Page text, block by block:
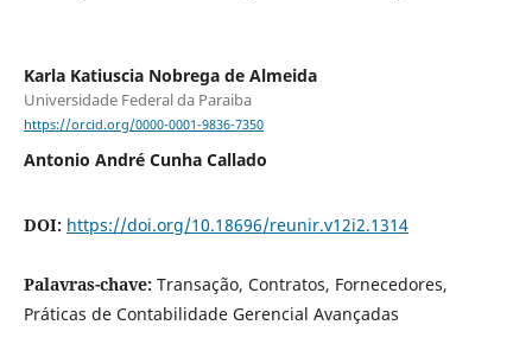
Karla Katiuscia Nobrega de Almeida
Universidade Federal da Paraiba
https://orcid.org/0000-0001-9836-7350
Antonio André Cunha Callado
DOI: https://doi.org/10.18696/reunir.v12i2.1314
Palavras-chave: Transação, Contratos, Fornecedores,
Práticas de Contabilidade Gerencial Avançadas